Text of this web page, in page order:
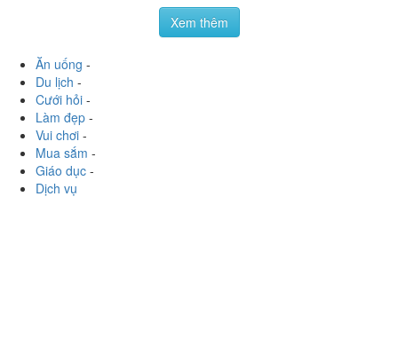
151 Nguyễn Trọng Tuyển, P. 8, Quận Phú Nhuận, TP.
pebap_lovely
Trọng Tuyển. Không gian sáng sủa đơn giản. Ở đây là
yến tươi nên mỗi ngày chỉ nấu sẵn 1 ít để khách vào
order là...